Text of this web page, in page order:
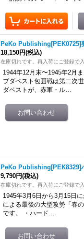
PeKo Publishing[PEK0725]
18,150円(税込)
在庫切れです。再入荷にご登録で
1944年12月末〜1945年2月
ブダペスト包囲戦は第二次
ダペストが、赤軍・ル…
PeKo Publishing[PEK8329]
9,790円(税込)
在庫切れです。再入荷にご登録で
1945年3月6日から3月15日
による最後の大型攻勢「春
です。 ・ハード…